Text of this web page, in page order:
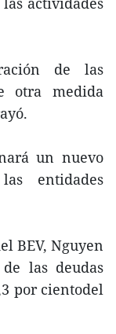
de las
otra medida
un nuevo
entidades
BEV, Nguyen
las deudas
por cientodel